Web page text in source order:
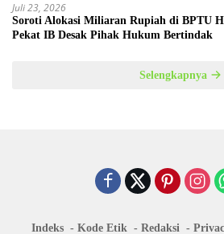
Juli 23, 2026
Soroti Alokasi Miliaran Rupiah di BPTU
Pekat IB Desak Pihak Hukum Bertindak
Selengkapnya
Indeks Kode Etik Redaksi